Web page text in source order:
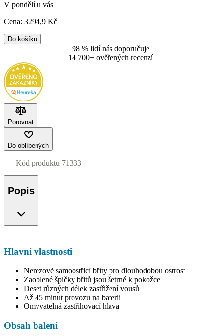
V pondělí u vás
Cena: 3294,9 Kč
Do košíku
98 % lidí nás doporučuje
14 700+ ověřených recenzí
Porovnat
Do oblíbených
Kód produktu 71333
Popis
Hlavní vlastnosti
Nerezové samoostřící břity pro dlouhodobou ostrost
Zaoblené špičky břitů jsou šetrné k pokožce
Deset různých délek zastřižení vousů
Až 45 minut provozu na baterii
Omyvatelná zastřihovací hlava
Obsah balení